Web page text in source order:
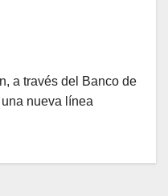
a través del Banco de
nueva línea